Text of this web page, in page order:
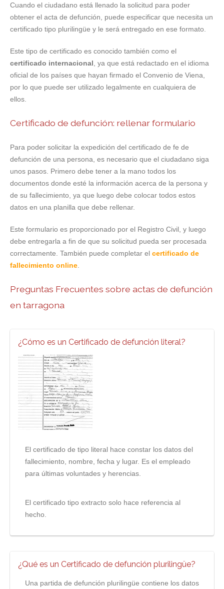
Cuando el ciudadano está llenado la solicitud para poder
obtener el acta de defunción, puede especificar que necesita un
certificado tipo plurilingüe y le será entregado en ese formato.
Este tipo de certificado es conocido también como el
certificado internacional, ya que está redactado en el idioma
oficial de los países que hayan firmado el Convenio de Viena,
por lo que puede ser utilizado legalmente en cualquiera de
ellos.
Certificado de defunción: rellenar formulario
Para poder solicitar la expedición del certificado de fe de
defunción de una persona, es necesario que el ciudadano siga
unos pasos. Primero debe tener a la mano todos los
documentos donde esté la información acerca de la persona y
de su fallecimiento, ya que luego debe colocar todos estos
datos en una planilla que debe rellenar.
Este formulario es proporcionado por el Registro Civil, y luego
debe entregarla a fin de que su solicitud pueda ser procesada
correctamente. También puede completar el certificado de
fallecimiento online.
Preguntas Frecuentes sobre actas de defunción
en tarragona
¿Cómo es un Certificado de defunción literal?
El certificado de tipo literal hace constar los datos del
fallecimiento, nombre, fecha y lugar. Es el empleado
para últimas voluntades y herencias.
El certificado tipo extracto solo hace referencia al
hecho.
¿Qué es un Certificado de defunción plurilingüe?
Una partida de defunción plurilingüe contiene los datos